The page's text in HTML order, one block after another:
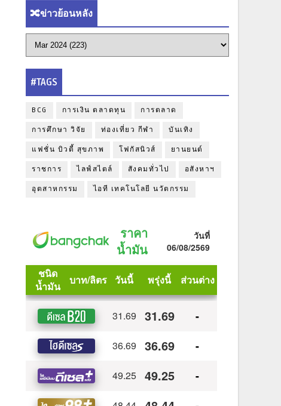
🔀ข่าวย้อนหลัง
#TAGS
BCG การเงิน ตลาดทุน การตลาด
การศึกษา วิจัย ท่องเที่ยว กีฬา บันเทิง
แฟชั่น บิวตี้ สุขภาพ โฟกัสนิวส์ ยานยนต์
ราชการ ไลฟ์สไตล์ สังคมทั่วไป อสังหาฯ
อุตสาหกรรม ไอที เทคโนโลยี นวัตกรรม